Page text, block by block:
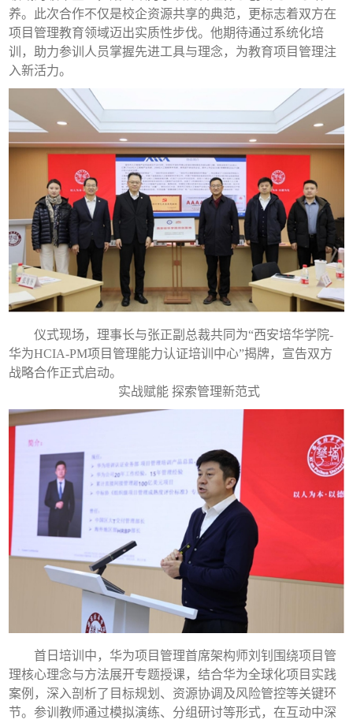
养。此次合作不仅是校企资源共享的典范，更标志着双方在
项目管理教育领域迈出实质性步伐。他期待通过系统化培
训，助力参训人员掌握先进工具与理念，为教育项目管理注
入新活力。
仪式现场，理事长与张正副总裁共同为“西安培华学院-
华为HCIA-PM项目管理能力认证培训中心”揭牌，宣告双方
战略合作正式启动。
实战赋能 探索管理新范式
首日培训中，华为项目管理首席架构师刘钊围绕项目管
理核心理念与方法展开专题授课，结合华为全球化项目实践
案例，深入剖析了目标规划、资源协调及风险管控等关键环
节。参训教师通过模拟演练、分组研讨等形式，在互动中深